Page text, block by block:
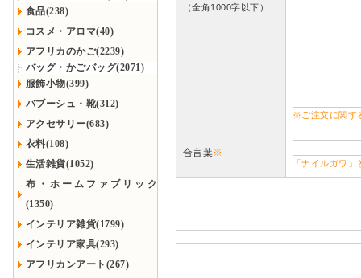
食品(238)
コスメ・アロマ(40)
アフリカのかご(2239)
バッグ・かごバッグ(2071)
服飾小物(399)
バブーシュ・靴(312)
アクセサリー(683)
衣料(108)
生活雑貨(1052)
布・ホームファブリック
(1350)
インテリア雑貨(1799)
インテリア家具(293)
アフリカンアート(267)
（全角1000字以下）
※ご注文に関す
合言葉※
「ナイルガワ